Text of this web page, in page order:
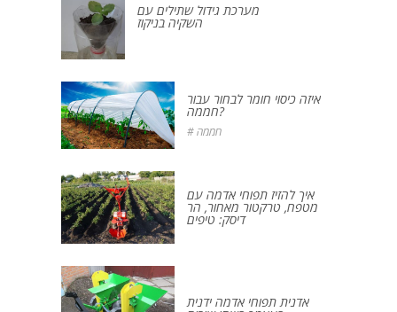
מערכת גידול שתילים עם
השקיה בניקוז
איזה כיסוי חומר לבחור עבור
חממה?
# חממה
איך להזיז תפוחי אדמה עם
מטפח, טרקטור מאחור, הר
דיסק: טיפים
אדנית תפוחי אדמה ידנית